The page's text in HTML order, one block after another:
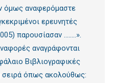
όμως αναφερόμαστε
ερευνητές
παρουσίασαν ……..».
αναγράφονται
Βιβλιογραφικές
σειρά όπως ακολούθως: